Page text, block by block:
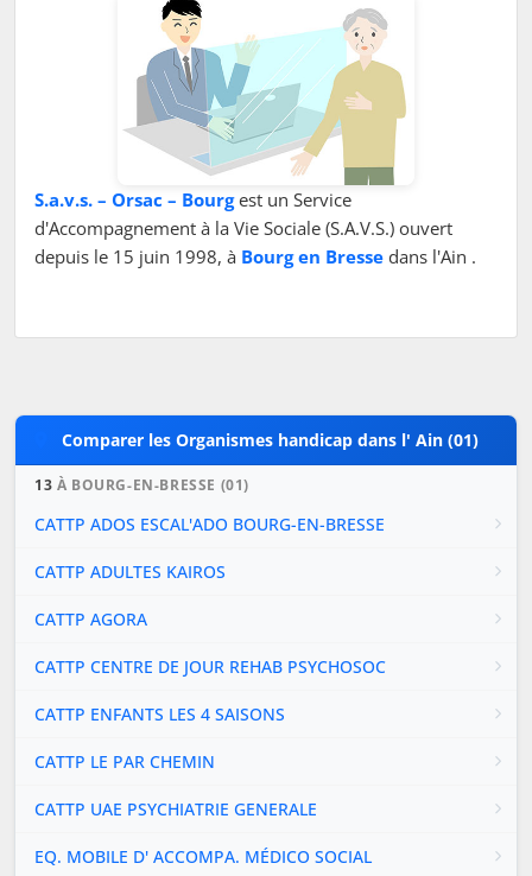
S.a.v.s. – Orsac – Bourgest un Service
d'Accompagnement à la Vie Sociale (S.A.V.S.) ouvert
depuis le 15 juin 1998, à Bourg en Bresse dans l'Ain .
Comparer les Organismes handicap dans l' Ain (01)
13 À BOURG-EN-BRESSE (01)
CATTP ADOS ESCAL'ADO BOURG-EN-BRESSE
CATTP ADULTES KAIROS
CATTP AGORA
CATTP CENTRE DE JOUR REHAB PSYCHOSOC
CATTP ENFANTS LES 4 SAISONS
CATTP LE PAR CHEMIN
CATTP UAE PSYCHIATRIE GENERALE
EQ. MOBILE D' ACCOMPA. MÉDICO SOCIAL